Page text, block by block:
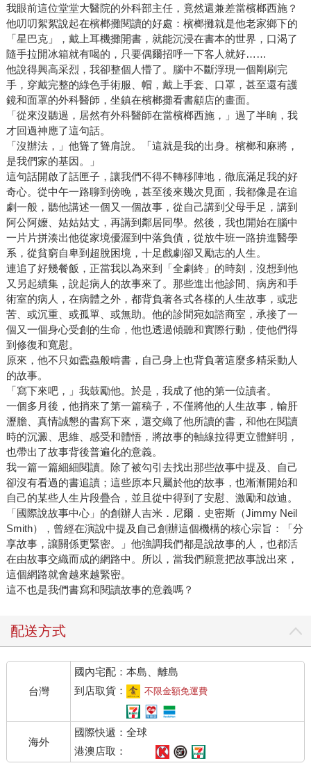
我眼前這位堂堂大醫院的外科部主任，竟然還兼差當檳榔西施？
他叨叨絮絮說起在檳榔攤閱讀的好處：檳榔攤就是他老家鄉下的
「星巴克」，戴上耳機攤開書，就能沉浸在書本的世界，口渴了
隨手拉開冰箱就有喝的，只要偶爾招呼一下客人就好……
他說得興高采烈，我卻整個人懵了。腦中不斷浮現一個剛刷完
手，穿戴完整的綠色手術服、帽，戴上手套、口罩，甚至還有護
鏡和面罩的外科醫師，坐鎮在檳榔攤看書顧店的畫面。
「從來沒聽過，居然有外科醫師在當檳榔西施，」過了半晌，我
才回過神應了這句話。
「沒辦法，」他聳了聳肩說。「這就是我的出身。檳榔和麻將，
是我們家的基因。」
這句話開啟了話匣子，讓我們不得不轉移陣地，徹底滿足我的好
奇心。從中午一路聊到傍晚，甚至後來幾次見面，我都像是在追
劇一般，聽他講述一個又一個故事，從自己講到父母手足，講到
阿公阿嬤、姑姑姑丈，再講到鄰居同學。然後，我也開始在腦中
一片片拼湊出他從家境優渥到中落負債，從放牛班一路拚進醫學
系，從貧窮自卑到超脫困境，十足戲劇卻又勵志的人生。
連追了好幾餐飯，正當我以為來到「全劇終」的時刻，沒想到他
又另起續集，說起病人的故事來了。那些進出他診間、病房和手
術室的病人，在病體之外，都背負著各式各樣的人生故事，或悲
苦、或沉重、或孤單、或無助。他的診間宛如諮商室，承接了一
個又一個身心受創的生命，他也透過傾聽和實際行動，使他們得
到修復和寬慰。
原來，他不只如蠹蟲般啃書，自己身上也背負著這麼多精采動人
的故事。
「寫下來吧，」我鼓勵他。於是，我成了他的第一位讀者。
一個多月後，他捎來了第一篇稿子，不僅將他的人生故事，輸肝
瀝膽、真情誠懇的書寫下來，還交織了他所讀的書，和他在閱讀
時的沉澱、思維、感受和體悟，將故事的軸線拉得更立體鮮明，
也帶出了故事背後普遍化的意義。
我一篇一篇細細閱讀。除了被勾引去找出那些故事中提及、自己
卻沒有看過的書追讀；這些原本只屬於他的故事，也漸漸開始和
自己的某些人生片段疊合，並且從中得到了安慰、激勵和啟迪。
「國際說故事中心」的創辦人吉米．尼爾．史密斯（Jimmy Neil
Smith），曾經在演說中提及自己創辦這個機構的核心宗旨：「分
享故事，讓關係更緊密。」他強調我們都是說故事的人，也都活
在由故事交織而成的網路中。所以，當我們願意把故事說出來，
這個網路就會越來越緊密。
這不也是我們書寫和閱讀故事的意義嗎？
配送方式
台灣
國內宅配：本島、離島
到店取貨：
不限金額免運費
海外
國際快遞：全球
港澳店取：